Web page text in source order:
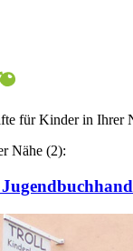
für Kinder in Ihrer
Nähe (2):